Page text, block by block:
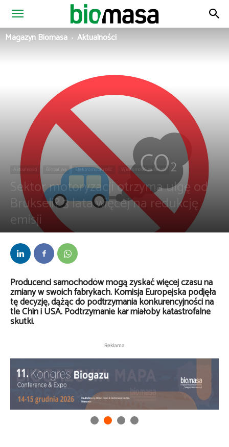
Magazyn
Magazyn Biomasa Aktualności
Aktualności Biopaliwa Elektromobilność Wiadomości ze świata
Sektor motoryzacji otrzyma ulgę od
Brukseli? 3 lata więcej na redukcję
emisji
Przez Daria Lisiecka-
Producenci samochodów mogą zyskać więcej czasu na
zmiany w swoich fabrykach. Komisja Europejska podjęła
tę decyzję, dążąc do podtrzymania konkurencyjności na
tle Chin i USA. Podtrzymanie kar miałoby katastrofalne
skutki.
Reklama